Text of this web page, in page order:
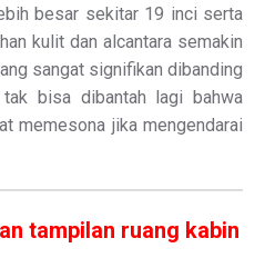
besar sekitar 19 inci serta
kulit dan alcantara semakin
sangat signifikan dibanding
bisa dibantah lagi bahwa
memesona jika mengendarai
tampilan ruang kabin